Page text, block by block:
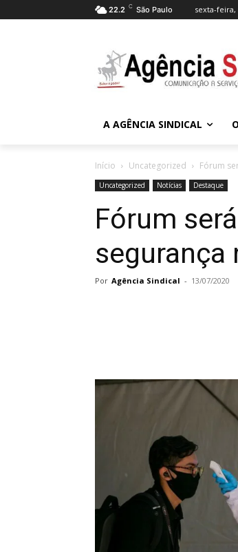
22.2 C São Paulo sexta-feira,
A AGÊNCIA SINDICAL
Início Uncategorized Fórum
Uncategorized Notícias Destaque
Fórum
Por Agência Sindical - 13/07/2020